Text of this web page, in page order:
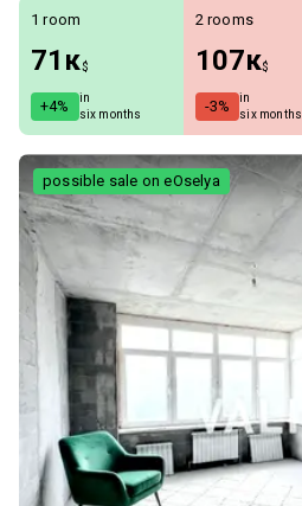
1 room
71к$
+4%
in
six months
2 rooms
107к$
-3%
in
six months
possible sale on eOselya